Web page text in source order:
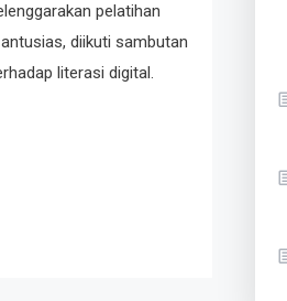
pelatihan
diikuti sambutan
literasi digital.